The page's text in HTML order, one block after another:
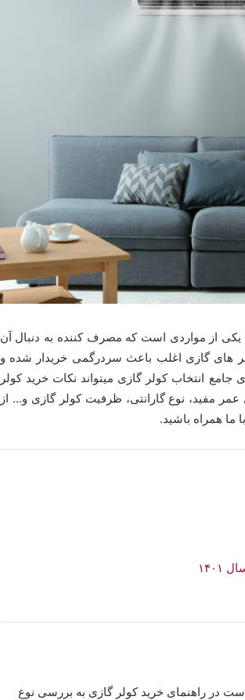
از مواردی است که مصرف کننده به دنبال آن
های گازی اغلب باعث سردرگمی خریدار شده و
انتخاب کولر گازی میتواند نکات خرید کولر
مفید، نوع گارانتی، ظرفیت کولر گازی و… از
ما همراه باشید.
است در راهنمای خرید کولر گازی به بررسی نوع